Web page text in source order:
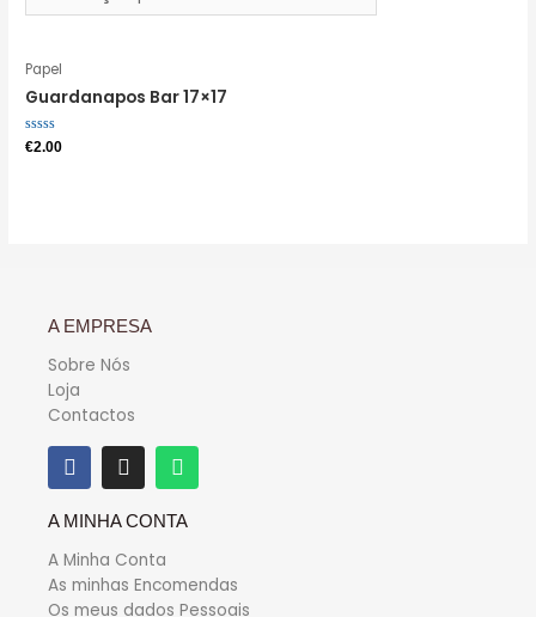
Papel
Guardanapos Bar 17×17
Avaliação
€2.00
A EMPRESA
Sobre Nós
Loja
Contactos
A MINHA CONTA
A Minha Conta
As minhas Encomendas
Os meus dados Pessoais